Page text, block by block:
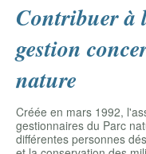
Contribuer à
gestion
nature
Créée en mars 1992,
gestionnaires du Parc
différentes personnes